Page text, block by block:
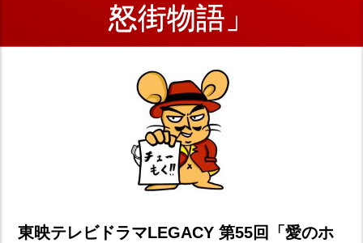
怒街物語」
東映テレビドラマLEGACY 第55回「愛のホ